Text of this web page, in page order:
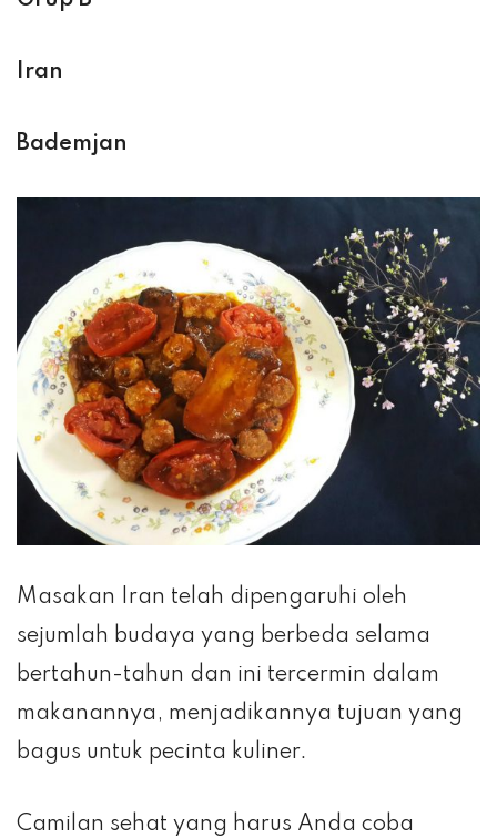
Iran
Bademjan
Masakan Iran telah dipengaruhi oleh
sejumlah budaya yang berbeda selama
bertahun-tahun dan ini tercermin dalam
makanannya, menjadikannya tujuan yang
bagus untuk pecinta kuliner.
Camilan sehat yang harus Anda coba